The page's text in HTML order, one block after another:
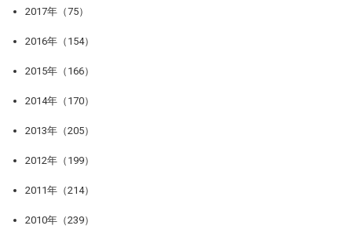
2017年（75）
2016年（154）
2015年（166）
2014年（170）
2013年（205）
2012年（199）
2011年（214）
2010年（239）